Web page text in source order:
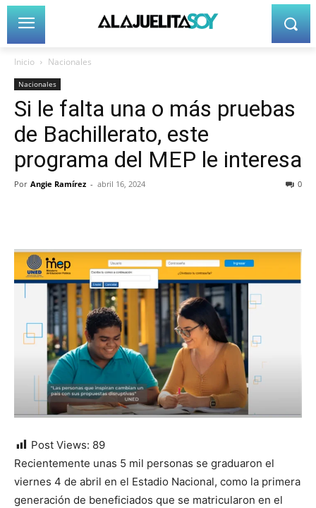
Inicio Nacionales
Nacionales
Si le falta una o más pruebas
de Bachillerato, este
programa del MEP le interesa
Por Angie Ramírez - abril 16, 2024 0
Post Views: 89
Recientemente unas 5 mil personas se graduaron el
viernes 4 de abril en el Estadio Nacional, como la primera
generación de beneficiados que se matricularon en el